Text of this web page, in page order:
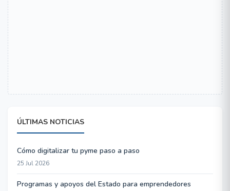
ÚLTIMAS NOTICIAS
Cómo digitalizar tu pyme paso a paso
25 Jul 2026
Programas y apoyos del Estado para emprendedores